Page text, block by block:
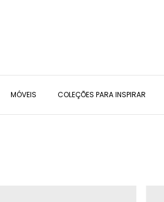
MÓVEIS COLEÇÕES PARA INSPIRAR